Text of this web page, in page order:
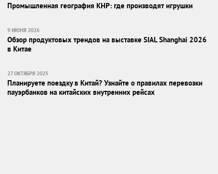
Промышленная география КНР: где производят игрушки
9 ИЮНЯ 2026
Обзор продуктовых трендов на выставке SIAL Shanghai 2026
в Китае
27 ОКТЯБРЯ 2025
Планируете поездку в Китай? Узнайте о правилах перевозки
пауэрбанков на китайских внутренних рейсах